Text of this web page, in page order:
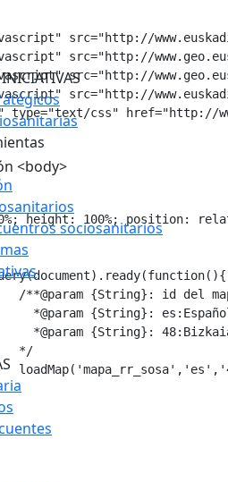
sociosanitarios
src="http://
src="http://
src="http://
src="http://
css" href="http://
<body>
height: 100%; position: